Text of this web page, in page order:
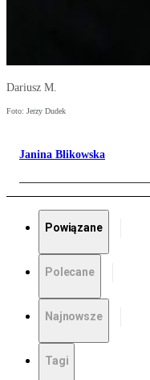
Dariusz M.
Foto: Jerzy Dudek
Janina Blikowska
Powiązane
Polecane
Najnowsze
Tagi